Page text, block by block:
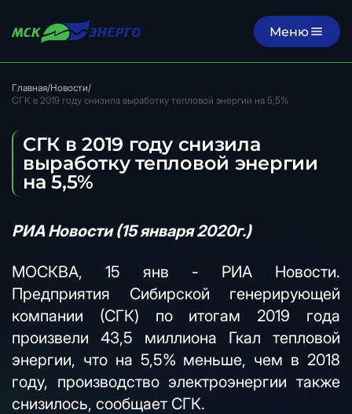
Меню
Главная/Новости/
СГК в 2019 году снизила выработку тепловой энергии на 5,5%
СГК в 2019 году снизила
выработку тепловой энергии
на 5,5%
РИА Новости (15 января 2020г.)
МОСКВА, 15 янв - РИА Новости.
Предприятия Сибирской генерирующей
компании (СГК) по итогам 2019 года
произвели 43,5 миллиона Гкал тепловой
энергии, что на 5,5% меньше, чем в 2018
году, производство электроэнергии также
снизилось, сообщает СГК.